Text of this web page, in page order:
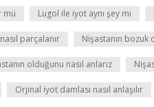
mü Lugol ile iyot aynı şey mi
parçalanır Nişastanın bozuk
olduğunu nasıl anlarız
Orjinal iyot damlası nasıl anlaşılır